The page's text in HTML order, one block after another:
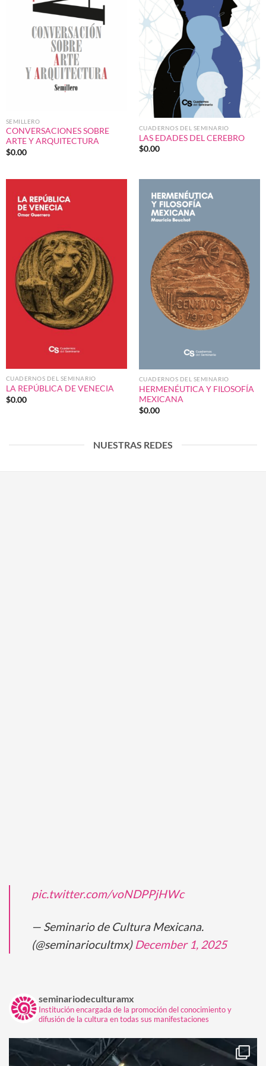
SEMILLERO
CONVERSACIONES SOBRE
ARTE Y ARQUITECTURA
$0.00
CUADERNOS DEL SEMINARIO
LAS EDADES DEL CEREBRO
$0.00
CUADERNOS DEL SEMINARIO
LA REPÚBLICA DE VENECIA
$0.00
CUADERNOS DEL SEMINARIO
HERMENÉUTICA Y FILOSOFÍA
MEXICANA
$0.00
NUESTRAS REDES
pic.twitter.com/voNDPPjHWc
— Seminario de Cultura Mexicana.
(@seminariocultmx) December 1, 2025
seminariodeculturamx
Institución encargada de la promoción del conocimiento y
difusión de la cultura en todas sus manifestaciones